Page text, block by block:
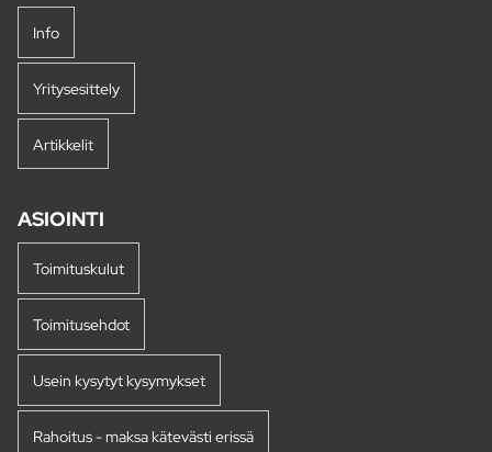
Info
Yritysesittely
Artikkelit
ASIOINTI
Toimituskulut
Toimitusehdot
Usein kysytyt kysymykset
Rahoitus - maksa kätevästi erissä